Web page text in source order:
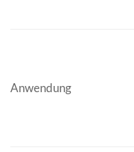
Anwendung